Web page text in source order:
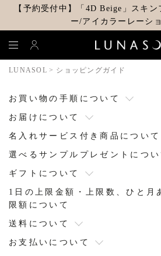
【予約受付中】「4D Beige」スキ
ー/アイカラーレーシ
LUNASOL ショッピングガイド
お買い物の手順について
お届けについて
名入れサービス付き商品について
選べるサンプルプレゼントについ
ギフトについて
1日の上限金額・上限数、ひと月
限額について
送料について
お支払いについて